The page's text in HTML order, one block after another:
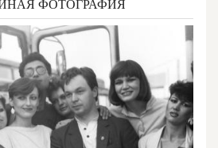
ФОТОГРАФИЯ